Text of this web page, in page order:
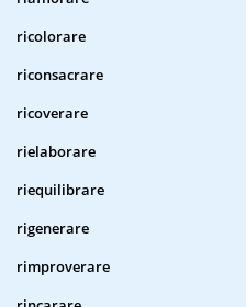
ricolorare
riconsacrare
ricoverare
rielaborare
riequilibrare
rigenerare
rimproverare